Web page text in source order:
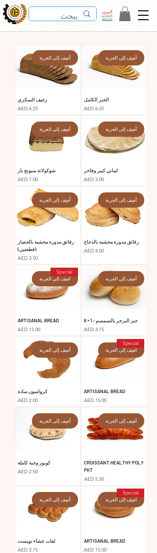
أضِف إلى العربة
الخبز الكامل
السعر
AED 6.25
أضِف إلى العربة
رغيف السكري
السعر
AED 6.25
أضِف إلى العربة
لبناني كبير وفاخر
السعر
AED 3.00
أضِف إلى العربة
شوكولاتة سبونج بار
السعر
AED 7.00
أضِف إلى العربة
رقائق مدورة محشية بالدجاج
السعر
AED 4.00
أضِف إلى العربة
رقائق مدورة محشية بالخضار
(قطعتين)
السعر
AED 3.50
أضِف إلى العربة
خبز البرجر بالسمسم - 1 × 6
السعر
AED 3.75
أضِف إلى العربة
Special
ARTISANAL BREAD
السعر
AED 15.00
أضِف إلى العربة
Special
ARTISANAL BREAD
السعر
AED 15.00
أضِف إلى العربة
كرواسون سادة
السعر
AED 2.00
أضِف إلى العربة
CROISSANT HEALTHY POLY
PKT
السعر
AED 5.50
أضِف إلى العربة
كوبوز وجبة كاملة
السعر
AED 2.50
أضِف إلى العربة
Special
ARTISANAL BREAD
السعر
AED 15.00
أضِف إلى العربة
لفات عشاء تويست
السعر
AED 2.75